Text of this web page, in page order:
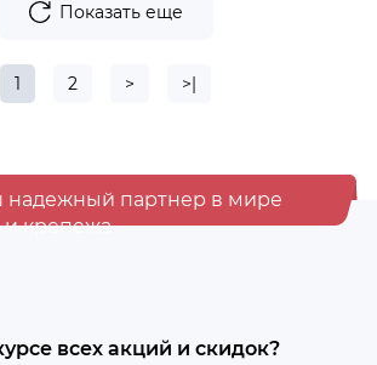
Показать еще
1 2 > >|
надежный партнер в мире
и крепежа
всех акций и скидок?